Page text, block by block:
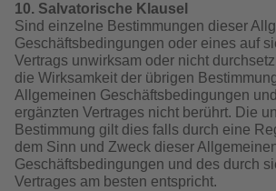
10. Salvatorische Klausel
Sind einzelne Bestimmungen dieser
Geschäftsbedingungen oder eines auf
Vertrags unwirksam oder nicht
die Wirksamkeit der übrigen
Allgemeinen Geschäftsbedingungen
ergänzten Vertrages nicht berührt. Die
Bestimmung gilt dies falls durch eine
dem Sinn und Zweck dieser
Geschäftsbedingungen und des durch
Vertrages am besten entspricht.